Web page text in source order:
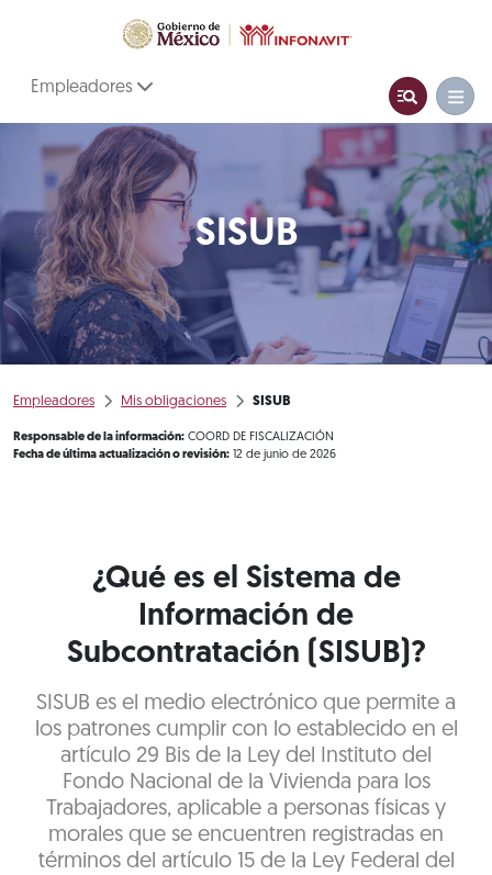
Empleadores
SISUB
Empleadores Mis obligaciones SISUB
Responsable de la información: COORD DE FISCALIZACIÓN
Fecha de última actualización o revisión: 12 de junio de 2026
¿Qué es el Sistema de
Información de
Subcontratación (SISUB)?
SISUB es el medio electrónico que permite a
los patrones cumplir con lo establecido en el
artículo 29 Bis de la Ley del Instituto del
Fondo Nacional de la Vivienda para los
Trabajadores, aplicable a personas físicas y
morales que se encuentren registradas en
términos del artículo 15 de la Ley Federal del